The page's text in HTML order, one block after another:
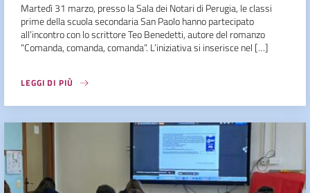
Martedì 31 marzo, presso la Sala dei Notari di Perugia, le classi
prime della scuola secondaria San Paolo hanno partecipato
all’incontro con lo scrittore Teo Benedetti, autore del romanzo
“Comanda, comanda, comanda”. L’iniziativa si inserisce nel […]
LEGGI DI PIÙ